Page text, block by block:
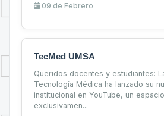
09 de Febrero
TecMed UMSA
Queridos docentes y estudiantes:
Tecnología Médica ha lanzado su
institucional en YouTube, un
exclusivamen...